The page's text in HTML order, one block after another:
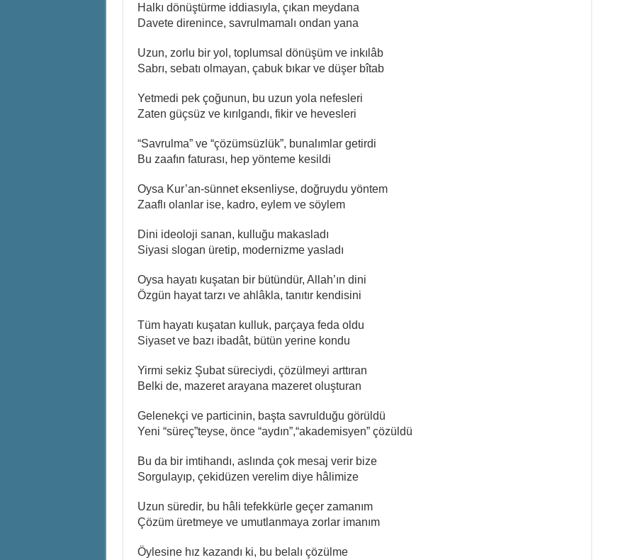
Halkı dönüştürme iddiasıyla, çıkan meydana
Davete direnince, savrulmamalı ondan yana
Uzun, zorlu bir yol, toplumsal dönüşüm ve inkılâb
Sabrı, sebatı olmayan, çabuk bıkar ve düşer bîtab
Yetmedi pek çoğunun, bu uzun yola nefesleri
Zaten güçsüz ve kırılgandı, fikir ve hevesleri
“Savrulma” ve “çözümsüzlük”, bunalımlar getirdi
Bu zaafın faturası, hep yönteme kesildi
Oysa Kur’an-sünnet eksenliyse, doğruydu yöntem
Zaaflı olanlar ise, kadro, eylem ve söylem
Dini ideoloji sanan, kulluğu makasladı
Siyasi slogan üretip, modernizme yasladı
Oysa hayatı kuşatan bir bütündür, Allah’ın dini
Özgün hayat tarzı ve ahlâkla, tanıtır kendisini
Tüm hayatı kuşatan kulluk, parçaya feda oldu
Siyaset ve bazı ibadât, bütün yerine kondu
Yirmi sekiz Şubat süreciydi, çözülmeyi arttıran
Belki de, mazeret arayana mazeret oluşturan
Gelenekçi ve particinin, başta savrulduğu görüldü
Yeni “süreç”teyse, önce “aydın”,“akademisyen” çözüldü
Bu da bir imtihandı, aslında çok mesaj verir bize
Sorgulayıp, çekidüzen verelim diye hâlimize
Uzun süredir, bu hâli tefekkürle geçer zamanım
Çözüm üretmeye ve umutlanmaya zorlar imanım
Öylesine hız kazandı ki, bu belalı çözülme